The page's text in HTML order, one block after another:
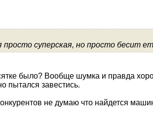
суперская, но просто бесит
было? Вообще шумка и правда
пытался завестись.
не думаю что найдется